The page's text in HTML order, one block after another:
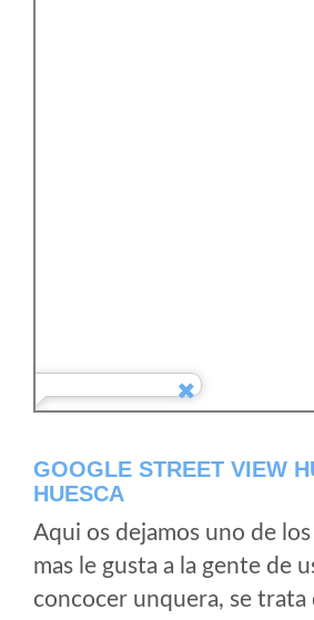
GOOGLE STREET VIEW
HUESCA
Aqui os dejamos uno de
mas le gusta a la gente de
concocer unquera, se trata